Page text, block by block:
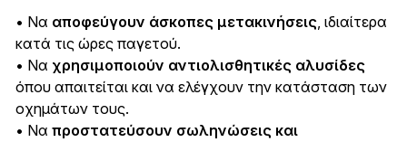
• Να αποφεύγουν άσκοπες μετακινήσεις, ιδιαίτερα
κατά τις ώρες παγετού.
• Να χρησιμοποιούν αντιολισθητικές αλυσίδες
όπου απαιτείται και να ελέγχουν την κατάσταση των
οχημάτων τους.
• Να προστατεύσουν σωληνώσεις και